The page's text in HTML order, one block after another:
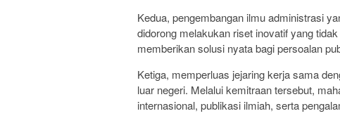
Kedua, pengembangan ilmu administrasi
didorong melakukan riset inovatif yang
memberikan solusi nyata bagi persoalan
Ketiga, memperluas jejaring kerja sama
luar negeri. Melalui kemitraan tersebut,
internasional, publikasi ilmiah, serta